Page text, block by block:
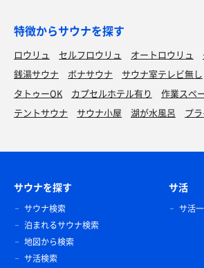
唐揚げカレー
サウナ飯4種類のうちの1つ。美味し
特徴からサウナを探す
ロウリュ セルフロウリュ オートロウリュ
銭湯サウナ
ボナサウナ サウナ室テレビ無し
タトゥーOK
カプセルホテル有り
作業スペ
テントサウナ
サウナ小屋 湖が水風呂 プ
サウナを探す
サウナ検索
泊まれるサウナ検索
地図から検索
サ活検索
サ活
サ活